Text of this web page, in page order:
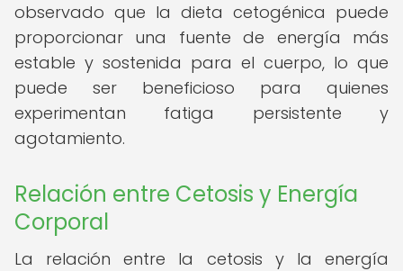
observado que la dieta cetogénica puede
proporcionar una fuente de energía más
estable y sostenida para el cuerpo, lo que
puede ser beneficioso para quienes
experimentan fatiga persistente y
agotamiento.
Relación entre Cetosis y Energía
Corporal
La relación entre la cetosis y la energía